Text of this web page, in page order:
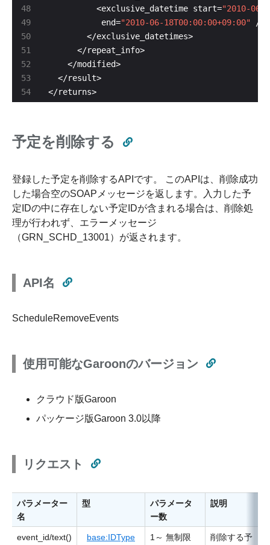
48
49
50
53
54
          <exclusive_datetime start=
"2010-06-
           end=
"2010-06-18T00:00:00+09:00"
</returns>
予定を削除する
登録した予定を削除するAPIです。 このAPIは、削除成功
した場合空のSOAPメッセージを返します。入力した予
定IDの中に存在しない予定IDが含まれる場合は、削除処
理が行われず、エラーメッセージ
（GRN_SCHD_13001）が返されます。
API名
ScheduleRemoveEvents
使用可能なGaroonのバージョン
クラウド版Garoon
パッケージ版Garoon 3.0以降
リクエスト
パラメーター
名
型
パラメータ
ー数
説明
event_id/text() base:IDType 1～ 無制限
削除する予